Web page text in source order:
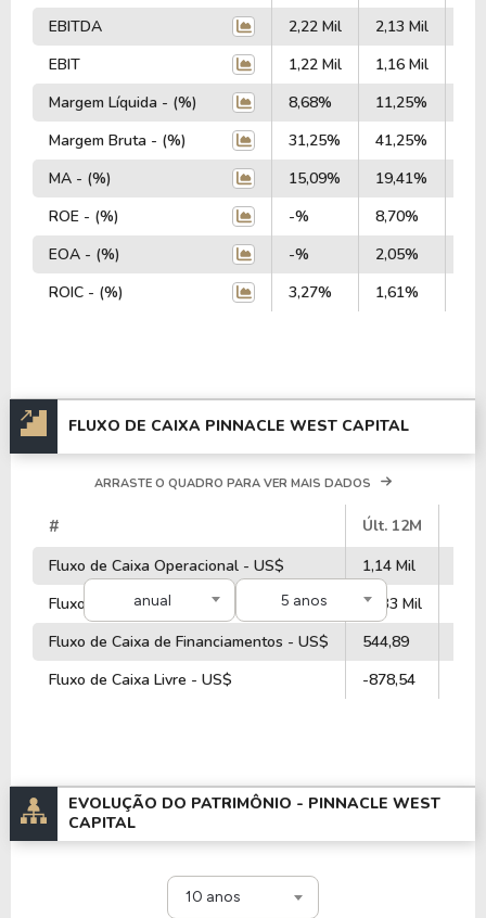
EBITDA
2,22 Mil 2,13 Mil
EBIT
1,22 Mil 1,16 Mil
Margem Líquida - (%)
8,68% 11,25%
Margem Bruta - (%)
31,25% 41,25%
MA - (%)
15,09% 19,41%
ROE - (%)
-% 8,70%
EOA - (%)
-% 2,05%
ROIC - (%)
3,27% 1,61%
FLUXO DE CAIXA PINNACLE WEST CAPITAL
anual 5 anos
ARRASTE O QUADRO PARA VER MAIS DADOS
# Últ. 12M
Fluxo de Caixa Operacional - US$
1,14 Mil
Fluxo de Caixa de Investimentos - US$
-2,33 Mil
Fluxo de Caixa de Financiamentos - US$
544,89
Fluxo de Caixa Livre - US$
-878,54
EVOLUÇÃO DO PATRIMÔNIO - PINNACLE WEST
CAPITAL
10 anos